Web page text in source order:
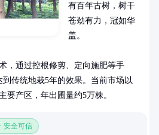
有百年古树，树干
苍劲有力，冠如华
盖。
，通过控根修剪、定向施肥等手
传统地栽5年的效果。当前市场以
要产区，年出圃量约5万株。
安全可信